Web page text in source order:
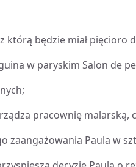
którą będzie miał pięcioro
w paryskim Salon de
pracownię malarską,
zaangażowania Paula w